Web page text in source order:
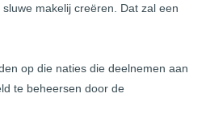
makelij creëren. Dat zal een
op die naties die deelnemen aan
te beheersen door de